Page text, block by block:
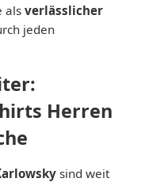
als verlässlicher
jeden
Herren
sind weit